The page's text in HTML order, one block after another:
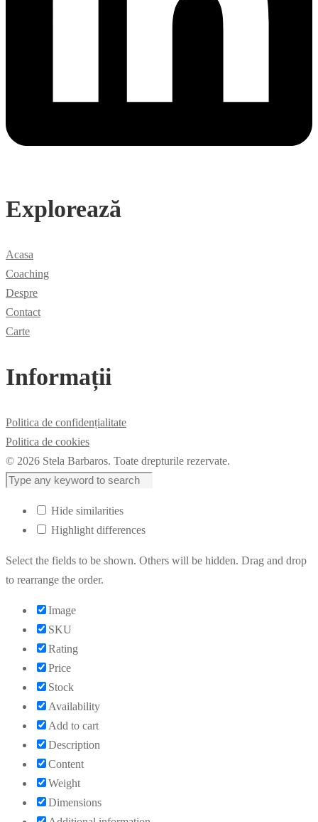
Explorează
Acasa
Coaching
Despre
Contact
Carte
Informații
Politica de confidențialitate
Politica de cookies
© 2026 Stela Barbaros. Toate drepturile rezervate.
Hide similarities
Highlight differences
Select the fields to be shown. Others will be hidden. Drag and drop
to rearrange the order.
Image
SKU
Rating
Price
Stock
Availability
Add to cart
Description
Content
Weight
Dimensions